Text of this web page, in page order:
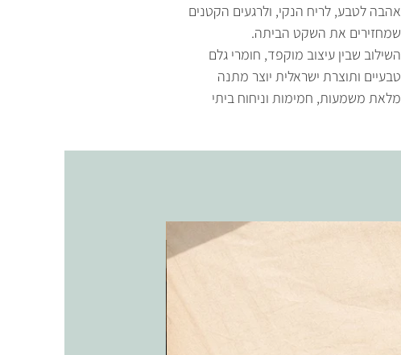
אהבה לטבע, לריח הנקי, ולרגעים הקטנים
שמחזירים את השקט הביתה.
השילוב שבין עיצוב מוקפד, חומרי גלם
טבעיים ותוצרת ישראלית יוצר מתנה
מלאת משמעות, חמימות וניחוח ביתי